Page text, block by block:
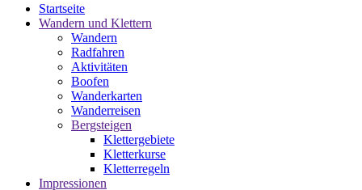
Startseite
Wandern und Klettern
Wandern
Radfahren
Aktivitäten
Boofen
Wanderkarten
Wanderreisen
Bergsteigen
Klettergebiete
Kletterkurse
Kletterregeln
Impressionen